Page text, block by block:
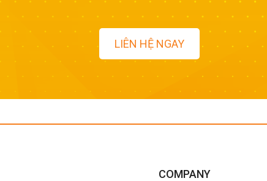
LIÊN HỆ NGAY
COMPANY